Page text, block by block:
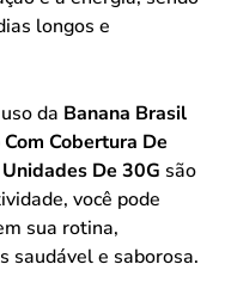
longos e
da Banana Brasil
Cobertura De
De 30G são
você pode
sua rotina,
saudável e saborosa.